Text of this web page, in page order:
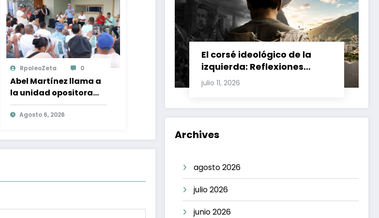
RpoleoZeta 0
Abel Martínez llama a
la unidad opositora
para desplazar al PRM
y recuperar la
Agosto 6, 2026
El corsé ideológico de la
izquierda: Reflexiones
sobre el fracaso chavista y
la crisis moral en América
julio 11, 2026
Archives
agosto 2026
julio 2026
junio 2026